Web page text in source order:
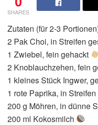
SHARES
Zutaten (für 2-3
2 Pak Choi, in Streifen
1 Zwiebel, fein gehackt
2 Knoblauchzehen, fein
1 kleines Stück Ingwer,
1 rote Paprika, in
200 g Möhren, in dünne
200 ml Kokosmilch